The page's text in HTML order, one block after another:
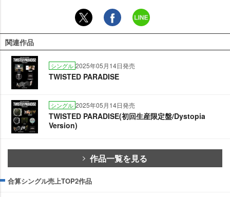
関連作品
シングル 2025年05月14日発売
TWISTED PARADISE
シングル 2025年05月14日発売
TWISTED PARADISE(初回生産限定盤/Dystopia
Version)
作品一覧を見る
合算シングル売上TOP2作品